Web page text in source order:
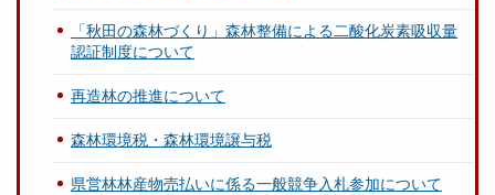
「秋田の森林づくり」森林整備による二酸化炭素吸収量
認証制度について
再造林の推進について
森林環境税・森林環境譲与税
県営林林産物売払いに係る一般競争入札参加について